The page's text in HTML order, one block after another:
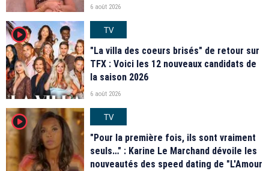
6 août 2026
player2
TV
"La villa des coeurs brisés" de retour sur
TFX : Voici les 12 nouveaux candidats de
la saison 2026
6 août 2026
player2
TV
"Pour la première fois, ils sont vraiment
seuls…" : Karine Le Marchand dévoile les
nouveautés des speed dating de "L'Amour